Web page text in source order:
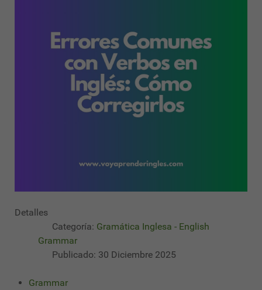
Detalles
Categoría: Gramática Inglesa - English
Grammar
Publicado: 30 Diciembre 2025
Grammar